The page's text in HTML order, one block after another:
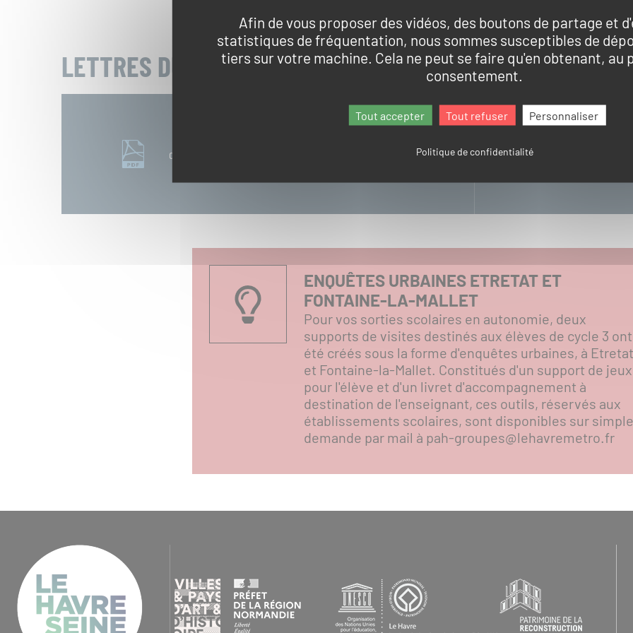
LETTRES DU SERVICE ÉDUCATIF
cu_pah-lettre-se-avril-juin-2026.pdf
ENQUÊTES URBAINES ETRETAT ET
FONTAINE-LA-MALLET
Pour vos sorties scolaires en autonomie, deux
supports de visites destinés aux élèves de cycle 3 ont
été créés sous la forme d'enquêtes urbaines, à Etretat
et Fontaine-la-Mallet. Constitués d'un support de jeux
pour l'élève et d'un livret d'accompagnement à
destination de l'enseignant, ces outils, réservés aux
établissements scolaires, sont disponibles sur simple
demande par mail à pah-groupes@lehavremetro.fr
Afin de vous proposer des vidéos, des boutons de partage et
statistiques de fréquentation, nous sommes susceptibles de
tiers sur votre machine. Cela ne peut se faire qu'en obtenant, au
consentement.
Tout accepter Tout refuser Personnaliser
Politique de confidentialité